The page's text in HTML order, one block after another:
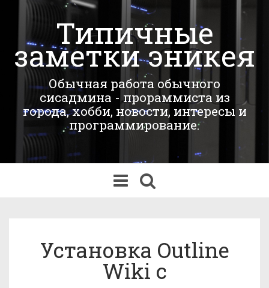
Типичные
заметки эникея
Обычная работа обычного
сисадмина - прораммиста из
города, хобби, новости, интересы и
программирование.
навигацию
Установка Outline
Wiki с